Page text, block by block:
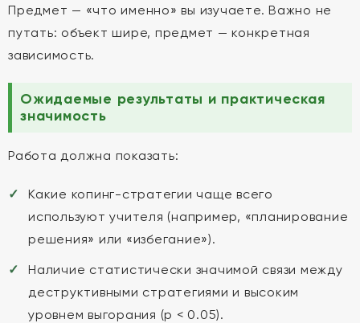
Предмет — «что именно» вы изучаете. Важно не
путать: объект шире, предмет — конкретная
зависимость.
Ожидаемые результаты и практическая
значимость
Работа должна показать:
Какие копинг-стратегии чаще всего
используют учителя (например, «планирование
решения» или «избегание»).
Наличие статистически значимой связи между
деструктивными стратегиями и высоким
уровнем выгорания (p < 0.05).